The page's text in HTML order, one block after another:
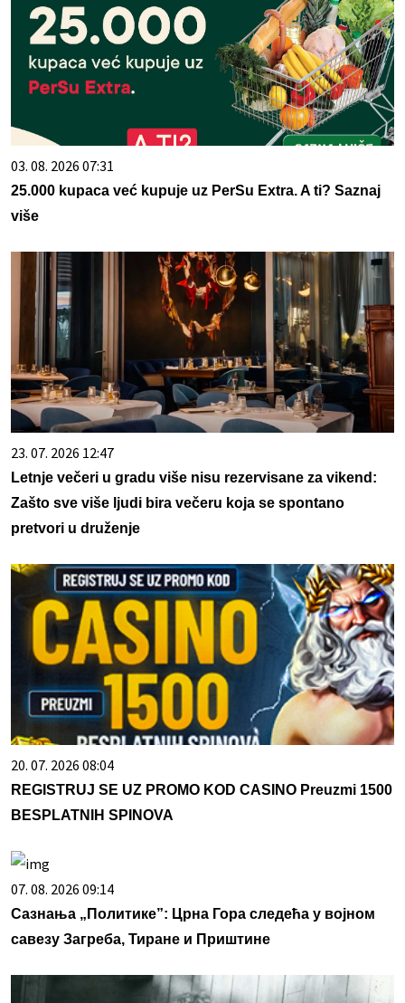
03. 08. 2026 07:31
25.000 kupaca već kupuje uz PerSu Extra. A ti? Saznaj
više
23. 07. 2026 12:47
Letnje večeri u gradu više nisu rezervisane za vikend:
Zašto sve više ljudi bira večeru koja se spontano
pretvori u druženje
20. 07. 2026 08:04
REGISTRUJ SE UZ PROMO KOD CASINO Preuzmi 1500
BESPLATNIH SPINOVA
07. 08. 2026 09:14
Сазнања „Политике”: Црна Гора следећа у војном
савезу Загреба, Тиране и Приштине